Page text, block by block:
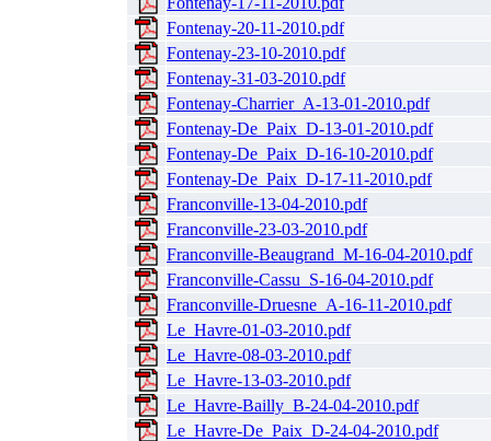
Fontenay-20-11-2010.pdf
Fontenay-23-10-2010.pdf
Fontenay-31-03-2010.pdf
Fontenay-Charrier_A-13-01-2010.pdf
Fontenay-De_Paix_D-13-01-2010.pdf
Fontenay-De_Paix_D-16-10-2010.pdf
Fontenay-De_Paix_D-17-11-2010.pdf
Franconville-13-04-2010.pdf
Franconville-23-03-2010.pdf
Franconville-Beaugrand_M-16-04-2010.pdf
Franconville-Cassu_S-16-04-2010.pdf
Franconville-Druesne_A-16-11-2010.pdf
Le_Havre-01-03-2010.pdf
Le_Havre-08-03-2010.pdf
Le_Havre-13-03-2010.pdf
Le_Havre-Bailly_B-24-04-2010.pdf
Le_Havre-De_Paix_D-24-04-2010.pdf